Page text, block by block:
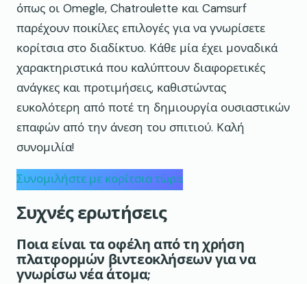
όπως οι Omegle, Chatroulette και Camsurf
παρέχουν ποικίλες επιλογές για να γνωρίσετε
κορίτσια στο διαδίκτυο. Κάθε μία έχει μοναδικά
χαρακτηριστικά που καλύπτουν διαφορετικές
ανάγκες και προτιμήσεις, καθιστώντας
ευκολότερη από ποτέ τη δημιουργία ουσιαστικών
επαφών από την άνεση του σπιτιού. Καλή
συνομιλία!
Συνομιλήστε με κορίτσια τώρα
Συχνές ερωτήσεις
Ποια είναι τα οφέλη από τη χρήση
πλατφορμών βιντεοκλήσεων για να
γνωρίσω νέα άτομα;